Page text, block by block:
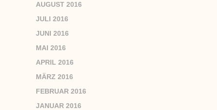
AUGUST 2016
JULI 2016
JUNI 2016
MAI 2016
APRIL 2016
MÄRZ 2016
FEBRUAR 2016
JANUAR 2016